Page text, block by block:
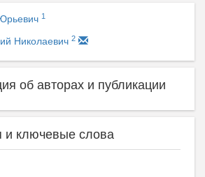
1
Николаевич 2
об авторах и публикации
и ключевые слова